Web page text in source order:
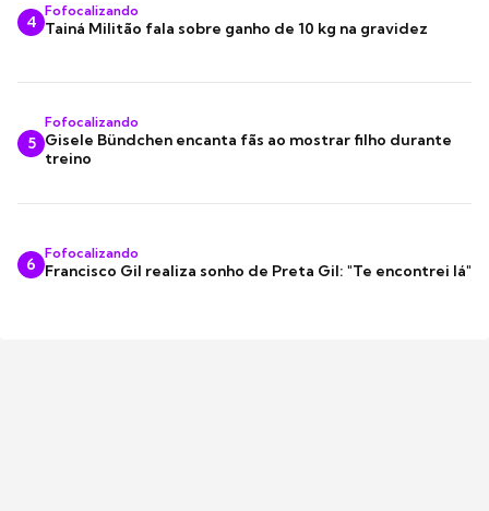
4
Fofocalizando
Tainá Militão fala sobre ganho de 10 kg na gravidez
5
Fofocalizando
Gisele Bündchen encanta fãs ao mostrar filho durante
treino
6
Fofocalizando
Francisco Gil realiza sonho de Preta Gil: "Te encontrei lá"